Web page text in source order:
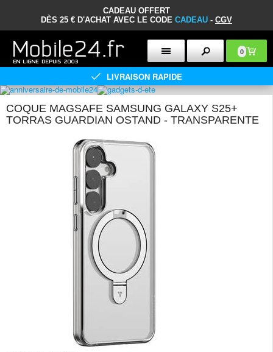
CADEAU OFFERT
DÈS 25 € D'ACHAT AVEC LE CODE CADEAU - CGV
0
LIVRAISON RAPIDE
COQUE MAGSAFE SAMSUNG GALAXY S25+
TORRAS GUARDIAN OSTAND - TRANSPARENTE